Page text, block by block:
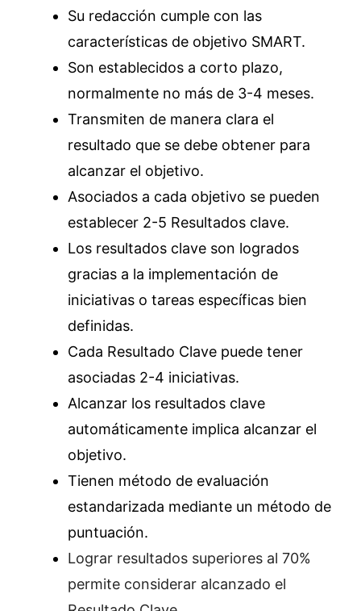
Su redacción cumple con las
características de objetivo SMART.
Son establecidos a corto plazo,
normalmente no más de 3-4 meses.
Transmiten de manera clara el
resultado que se debe obtener para
alcanzar el objetivo.
Asociados a cada objetivo se pueden
establecer 2-5 Resultados clave.
Los resultados clave son logrados
gracias a la implementación de
iniciativas o tareas específicas bien
definidas.
Cada Resultado Clave puede tener
asociadas 2-4 iniciativas.
Alcanzar los resultados clave
automáticamente implica alcanzar el
objetivo.
Tienen método de evaluación
estandarizada mediante un método de
puntuación.
Lograr resultados superiores al 70%
permite considerar alcanzado el